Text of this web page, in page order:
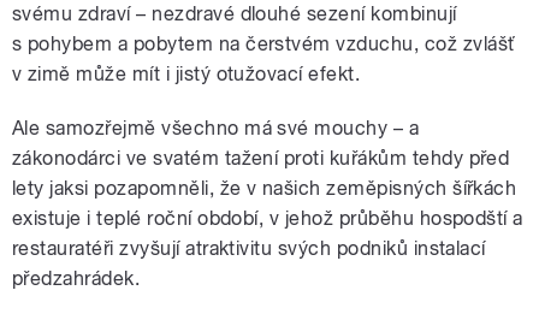
svému zdraví – nezdravé dlouhé sezení kombinují
s pohybem a pobytem na čerstvém vzduchu, což zvlášť
v zimě může mít i jistý otužovací efekt.
Ale samozřejmě všechno má své mouchy – a
zákonodárci ve svatém tažení proti kuřákům tehdy před
lety jaksi pozapomněli, že v našich zeměpisných šířkách
existuje i teplé roční období, v jehož průběhu hospodští a
restauratéři zvyšují atraktivitu svých podniků instalací
předzahrádek.